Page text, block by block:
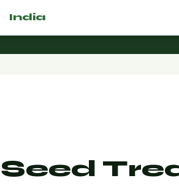
India.com